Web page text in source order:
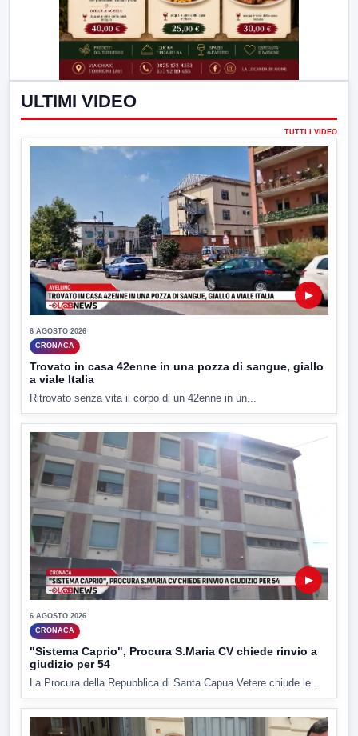
ULTIMI VIDEO
TUTTI I VIDEO
▶
6 AGOSTO 2026
CRONACA
Trovato in casa 42enne in una pozza di sangue, giallo
a viale Italia
Ritrovato senza vita il corpo di un 42enne in un...
▶
6 AGOSTO 2026
CRONACA
"Sistema Caprio", Procura S.Maria CV chiede rinvio a
giudizio per 54
La Procura della Repubblica di Santa Capua Vetere chiude le...